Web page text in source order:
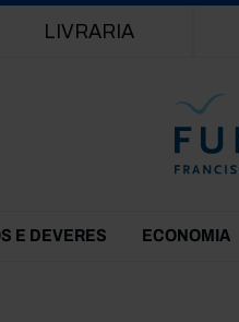
LIVRARIA
E DEVERES ECONOMIA